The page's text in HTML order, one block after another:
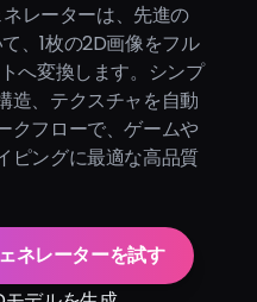
レーターは、先進の
、1枚の2D画像をフル
へ変換します。シンプ
造、テクスチャを自動
クフローで、ゲームや
ピングに最適な高品質
ネレーターを試す